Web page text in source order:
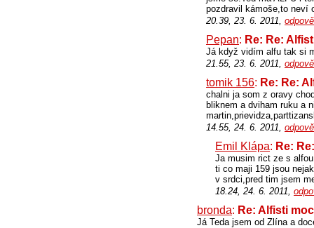
pozdravil kámoše,to neví
20.39, 23. 6. 2011,
Pepan: Re: Re:
Já když vidím alfu tak si
21.55, 23. 6. 2011,
tomik 156: Re: Re:
chalni ja som z oravy
bliknem a dviham ruku a
14.55, 24. 6. 2011,
Emil Klápa: Re:
Ja musim rict ze s
ti co maji 159 jsou
v srdci,pred tim jsem
18.24, 24. 6. 2011,
bronda: Re: Alfisti
Já Teda jsem od Zlína a